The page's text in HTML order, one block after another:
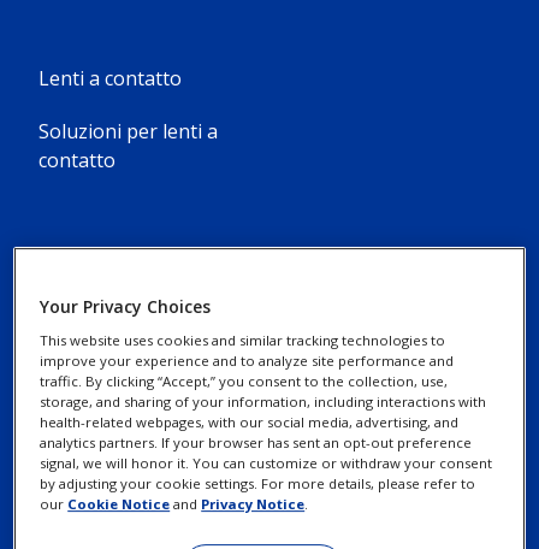
Lenti a contatto
Soluzioni per lenti a
contatto
Contattaci
Informativa sui Cookie
Esercizio dei tuoi Diritti
Your Privacy Choices
This website uses cookies and similar tracking technologies to
improve your experience and to analyze site performance and
traffic. By clicking “Accept,” you consent to the collection, use,
storage, and sharing of your information, including interactions with
health-related webpages, with our social media, advertising, and
analytics partners. If your browser has sent an opt-out preference
signal, we will honor it. You can customize or withdraw your consent
by adjusting your cookie settings. For more details, please refer to
our Cookie Notice and Privacy Notice.